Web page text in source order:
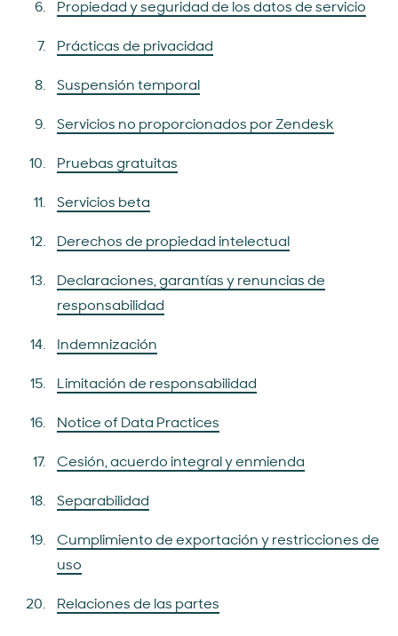
Propiedad y seguridad de los datos de servicio
Prácticas de privacidad
Suspensión temporal
Servicios no proporcionados por Zendesk
Pruebas gratuitas
Servicios beta
Derechos de propiedad intelectual
Declaraciones, garantías y renuncias de
responsabilidad
Indemnización
Limitación de responsabilidad
Notice of Data Practices
Cesión, acuerdo integral y enmienda
Separabilidad
Cumplimiento de exportación y restricciones de
uso
Relaciones de las partes